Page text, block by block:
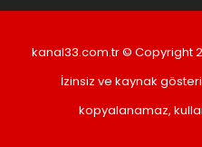
kanal33.com.tr © Copyright
İzinsiz ve kaynak
kopyalanamaz,